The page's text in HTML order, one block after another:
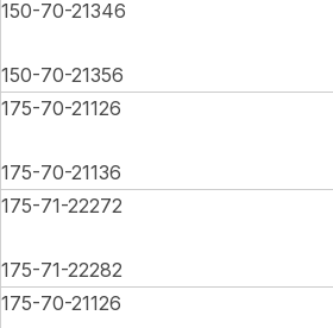
150-70-21346
150-70-21356
175-70-21126
175-70-21136
175-71-22272
175-71-22282
175-70-21126